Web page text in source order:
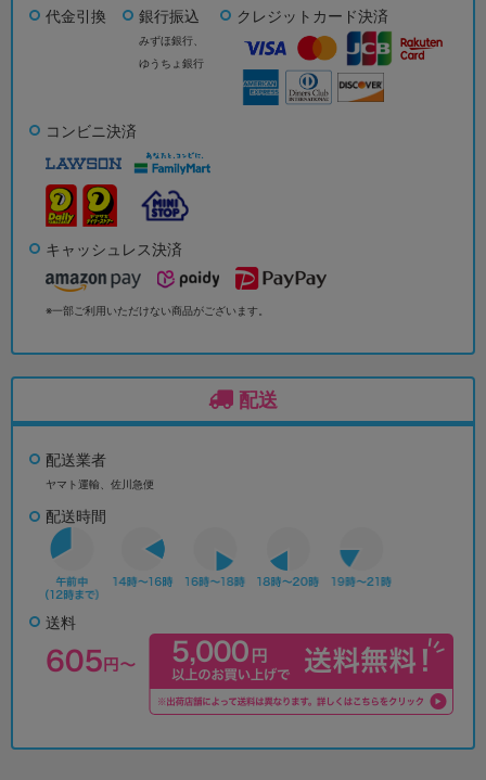
代金引換 銀行振込
みずほ銀行、
ゆうちょ銀行
クレジットカード決済
コンビニ決済
キャッシュレス決済
※一部ご利用いただけない商品がございます。
配送
配送業者
ヤマト運輸、佐川急便
配送時間
送料